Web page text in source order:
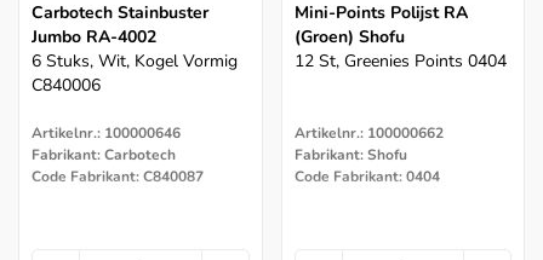
Carbotech Stainbuster
Jumbo RA-4002
6 Stuks, Wit, Kogel Vormig
C840006
Artikelnr.: 100000646
Fabrikant: Carbotech
Code Fabrikant: C840087
Mini-Points Polijst RA
(Groen) Shofu
12 St, Greenies Points 0404
Artikelnr.: 100000662
Fabrikant: Shofu
Code Fabrikant: 0404